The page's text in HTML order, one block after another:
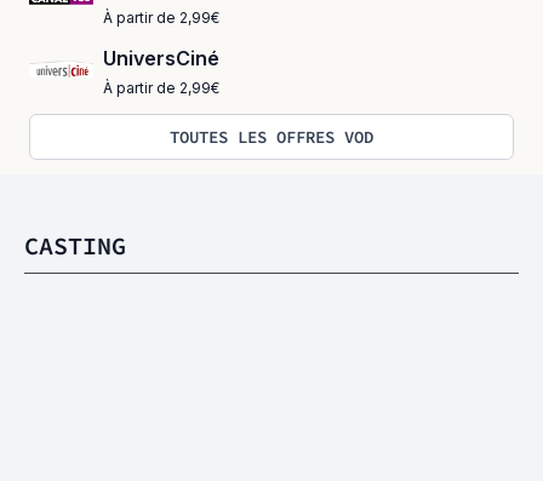
À partir de 2,99€
UniversCiné
À partir de 2,99€
TOUTES LES OFFRES VOD
CASTING